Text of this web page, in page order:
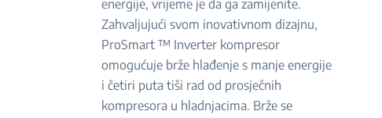
energije, vrijeme je da ga zamijenite.
Zahvaljujući svom inovativnom dizajnu,
ProSmart ™ Inverter kompresor
omogućuje brže hlađenje s manje energije
i četiri puta tiši rad od prosječnih
kompresora u hladnjacima. Brže se